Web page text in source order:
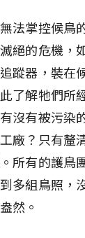
法掌控候鳥
絕的危機，
蹤器，裝在
了解牠們所
沒有被污染
廠？只有釐
所有的護鳥
多組鳥照，
然。